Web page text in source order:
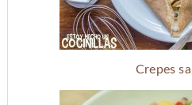
Crepes